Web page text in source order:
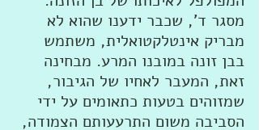
מסגר ד', שכבר ידענו שהוא לא
מבריק אינטלקטואלית, משתמש
בבן זונה במובנו המרע. מבחינה
זאת, המעבר לאחיו של הגיבור,
שמזוהים בטעות כתאומים על ידי
הסביבה משום התרעעותם הצמודה,